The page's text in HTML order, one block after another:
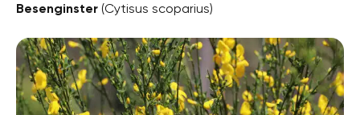
Besenginster (Cytisus scoparius)